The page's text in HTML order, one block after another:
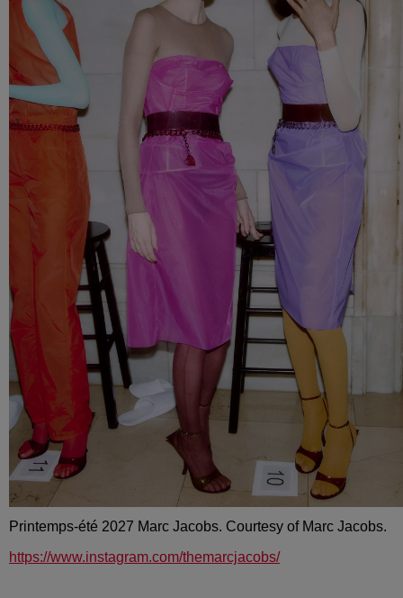
Printemps-été 2027 Marc Jacobs. Courtesy of Marc Jacobs.
https://www.instagram.com/themarcjacobs/